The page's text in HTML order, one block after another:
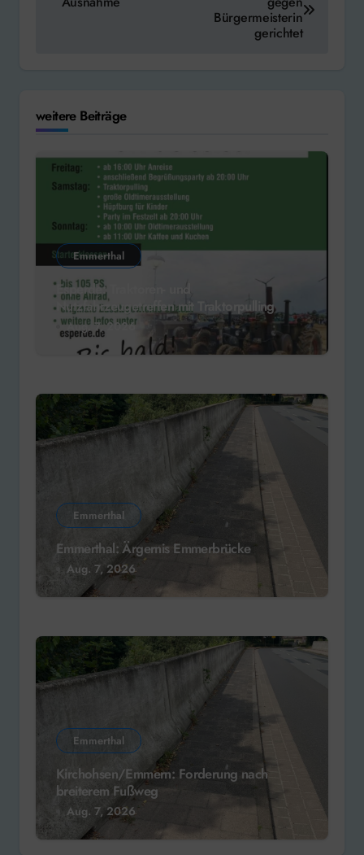
Bürgermeisterin
gerichtet
weitere Beiträge
Emmerthal
Esperde: Traktoren- und
Nutzfahrzeugetreffen mit Traktorpulling
Aug. 7, 2026
Emmerthal
Emmerthal: Ärgernis Emmerbrücke
Aug. 7, 2026
Emmerthal
Kirchohsen/Emmern: Forderung nach
breiterem Fußweg
Aug. 7, 2026